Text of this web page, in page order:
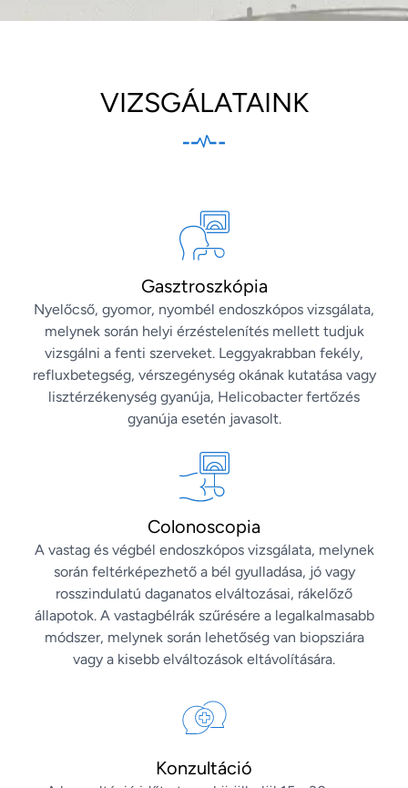
VIZSGÁLATAINK
Gasztroszkópia
Nyelőcső, gyomor, nyombél endoszkópos vizsgálata,
melynek során helyi érzéstelenítés mellett tudjuk
vizsgálni a fenti szerveket. Leggyakrabban fekély,
refluxbetegség, vérszegénység okának kutatása vagy
lisztérzékenység gyanúja, Helicobacter fertőzés
gyanúja esetén javasolt.
Colonoscopia
A vastag és végbél endoszkópos vizsgálata, melynek
során feltérképezhető a bél gyulladása, jó vagy
rosszindulatú daganatos elváltozásai, rákelőző
állapotok. A vastagbélrák szűrésére a legalkalmasabb
módszer, melynek során lehetőség van biopsziára
vagy a kisebb elváltozások eltávolítására.
Konzultáció